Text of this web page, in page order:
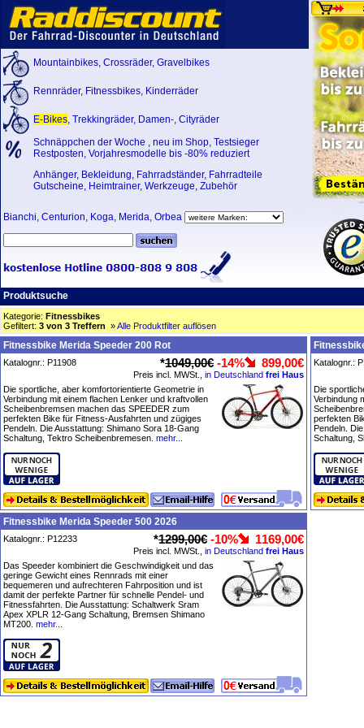
Mountainbikes, Crossräder, Gravelbikes
Rennräder, Fitnessbikes, Kinderräder
E-Bikes, Trekkingräder, Damen-, Cityräder
Schnäppchen der Woche , neu im Shop, Testsieger
Restposten, Vorjahresmodelle bis -80% reduziert
Anhänger, Bekleidung, Fahrradständer, Fahrradteile
Gutscheine, Heimtrainer, Werkzeuge, Zubehör
Bianchi, Centurion, Koga, Merida, Orbea
Produktsuche
Kategorie: Fitnessbikes
Gefiltert: 3 von 3 Treffern »Alle Produktfilter auflösen
Fitnessbike Merida Speeder 200 Rot
Katalognr.: P11908 *1049,00€ -14% 899,00€
Preis incl. MWSt., in Deutschland frei Haus
Die sportliche, aber komfortorientierte Geometrie in
Verbindung mit einem flachen Lenker und kraftvollen
Scheibenbremsen machen das SPEEDER zum
perfekten Bike für Fitness-Ausfahrten und zügiges
Pendeln. Die Ausstattung: Shimano Sora 18-Gang
Schaltung, Tektro Scheibenbremesen. mehr...
Katalognr.:
Die
Verbindung
perfekten
Pendeln.
Schaltung,
Fitnessbike Merida Speeder 500 2026
Katalognr.: P12233 *1299,00€ -10% 1169,00€
Preis incl. MWSt., in Deutschland frei Haus
Das Speeder kombiniert die Geschwindigkeit und das
geringe Gewicht eines Rennrads mit einer
bequemeren und aufrechteren Fahrposition und ist
damit der perfekte Partner für schnelle Pendel- und
Fitnessfahrten. Die Ausstattung: Schaltwerk Sram
Apex XPLR 12-Gang Schaltung, Bremsen Shimano
MT200. mehr...